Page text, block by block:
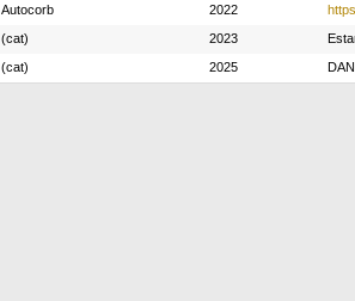
Autocorb 2022
(cat) 2023
(cat) 2025